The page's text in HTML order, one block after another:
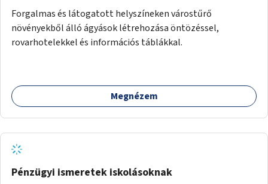
Forgalmas és látogatott helyszíneken várostűrő
növényekből álló ágyások létrehozása öntözéssel,
rovarhotelekkel és információs táblákkal.
Megnézem
Pénzügyi ismeretek iskolásoknak